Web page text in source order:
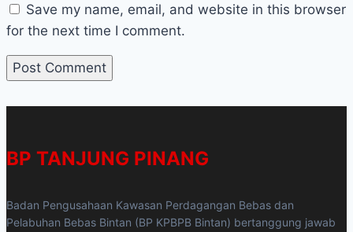
Save my name, email, and website in this browser
for the next time I comment.
BP TANJUNG PINANG
Badan Pengusahaan Kawasan Perdagangan Bebas dan
Pelabuhan Bebas Bintan (BP KPBPB Bintan) bertanggung jawab